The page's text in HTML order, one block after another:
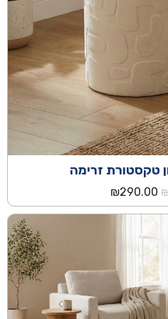
טקסטורת זרימה
המחיר
המקורי
היה:
₪490.00.
₪290.00
הנוכחי
הוא: